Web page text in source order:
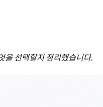
을 선택할지 정리했습니다.